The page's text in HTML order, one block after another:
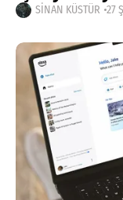
SINAN KÜSTÜR 27